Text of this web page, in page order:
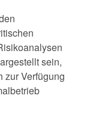
sein,
zur Verfügung